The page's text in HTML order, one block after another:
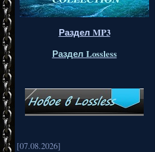
Раздел MP3
Раздел Lossless
[07.08.2026]